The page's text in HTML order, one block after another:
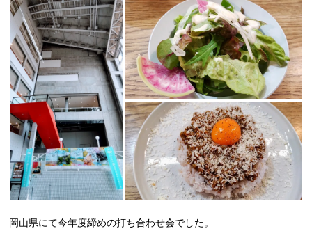
岡山県にて今年度締めの打ち合わせ会でした。